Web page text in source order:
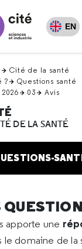
EN
Cité de la santé
?
Questions santé
2026 03 Avis
DE LA SANTÉ
apporte une
le domaine de la